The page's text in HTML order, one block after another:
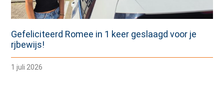
Gefeliciteerd Romee in 1 keer geslaagd voor je
rjbewijs!
1 juli 2026